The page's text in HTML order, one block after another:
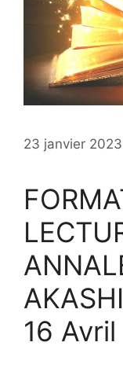
23 janvier 2023
16